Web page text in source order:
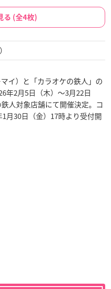
る (全4枚)
イ）と「カラオケの鉄人」の
年2月5日（木）〜3月22日
人対象店舗にて開催決定。コ
月30日（金）17時より受付開